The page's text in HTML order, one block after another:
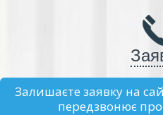
Залишаєте заявку на
передзвонює